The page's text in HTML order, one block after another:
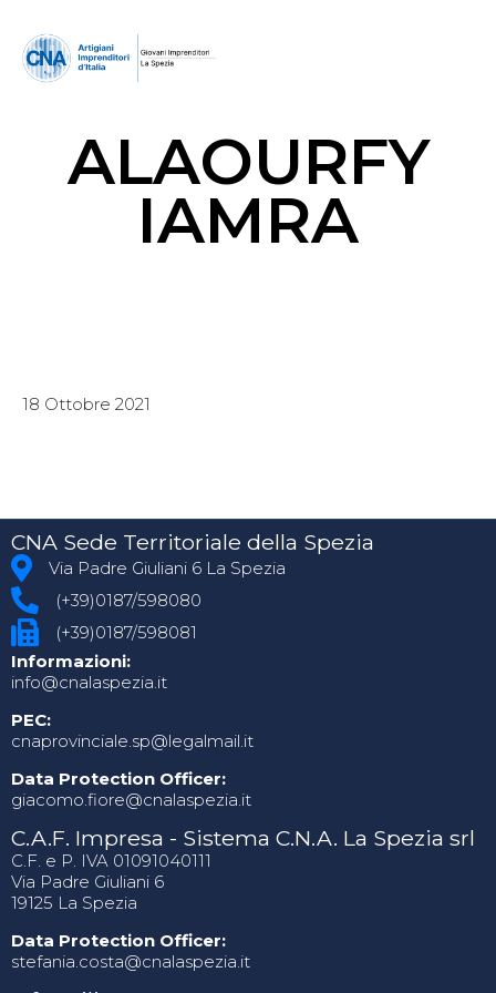
ALAOURFY
IAMRA
18 Ottobre 2021
CNA Sede Territoriale della Spezia
Via Padre Giuliani 6 La Spezia
(+39)0187/598080
(+39)0187/598081
Informazioni:
info@cnalaspezia.it
PEC:
cnaprovinciale.sp@legalmail.it
Data Protection Officer:
giacomo.fiore@cnalaspezia.it
C.A.F. Impresa - Sistema C.N.A. La Spezia srl
C.F. e P. IVA 01091040111
Via Padre Giuliani 6
19125 La Spezia
Data Protection Officer:
stefania.costa@cnalaspezia.it